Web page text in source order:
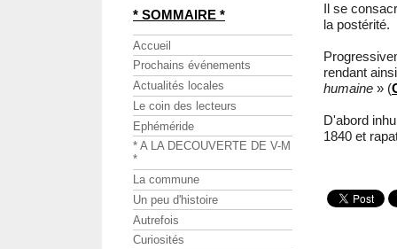
Il se
la postérité.
rendant
humaine » (
D'abord
1840 et
* SOMMAIRE *
Accueil
Prochains événements
Actualités locales
Le coin des lecteurs
Ephéméride
* A LA DECOUVERTE DE V-M
*
La commune
Un peu d'histoire
Autrefois
Curiosités